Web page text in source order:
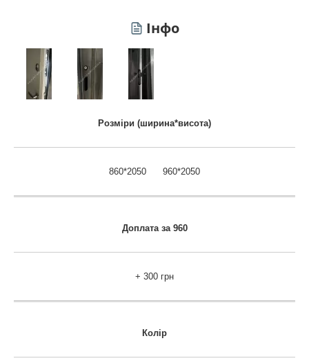
Інфо
Розміри (ширина*висота)
860*2050 960*2050
Доплата за 960
+ 300 грн
Колір